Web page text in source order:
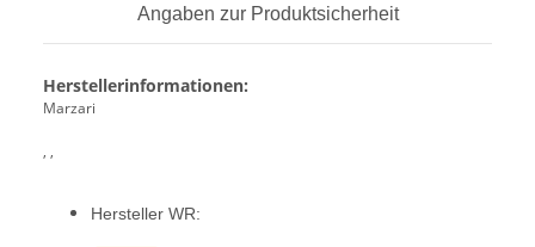
Angaben zur Produktsicherheit
Herstellerinformationen:
Marzari
, ,
Hersteller WR: